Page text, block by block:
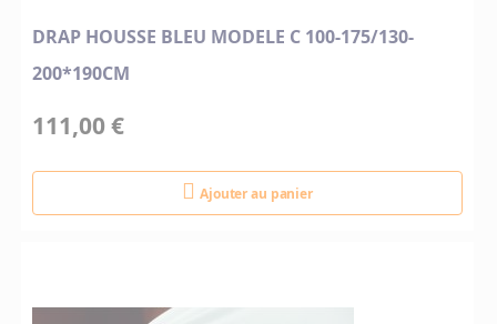
DRAP HOUSSE BLEU MODELE C 100-175/130-
200*190CM
111,00 €
Ajouter au panier